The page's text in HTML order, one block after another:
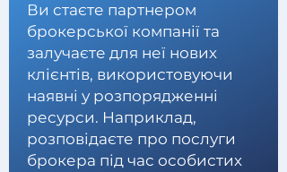
Ви стаєте партнером
брокерської компанії та
залучаєте для неї нових
клієнтів, використовуючи
наявні у розпорядженні
ресурси. Наприклад,
розповідаєте про послуги
брокера під час особистих